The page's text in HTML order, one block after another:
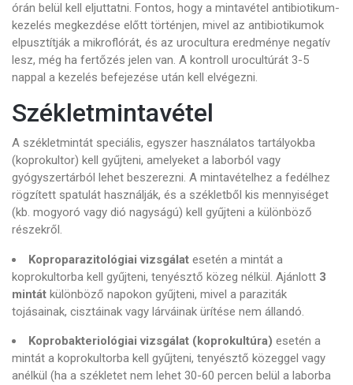
órán belül kell eljuttatni. Fontos, hogy a mintavétel antibiotikum-
kezelés megkezdése előtt történjen, mivel az antibiotikumok
elpusztítják a mikroflórát, és az urocultura eredménye negatív
lesz, még ha fertőzés jelen van. A kontroll urocultúrát 3-5
nappal a kezelés befejezése után kell elvégezni.
Székletmintavétel
A székletmintát speciális, egyszer használatos tartályokba
(koprokultor) kell gyűjteni, amelyeket a laborból vagy
gyógyszertárból lehet beszerezni. A mintavételhez a fedélhez
rögzített spatulát használják, és a székletből kis mennyiséget
(kb. mogyoró vagy dió nagyságú) kell gyűjteni a különböző
részekről.
Koproparazitológiai vizsgálat esetén a mintát a
koprokultorba kell gyűjteni, tenyésztő közeg nélkül. Ajánlott 3
mintát különböző napokon gyűjteni, mivel a paraziták
tojásainak, cisztáinak vagy lárváinak ürítése nem állandó.
Koprobakteriológiai vizsgálat (koprokultúra) esetén a
mintát a koprokultorba kell gyűjteni, tenyésztő közeggel vagy
anélkül (ha a székletet nem lehet 30-60 percen belül a laborba